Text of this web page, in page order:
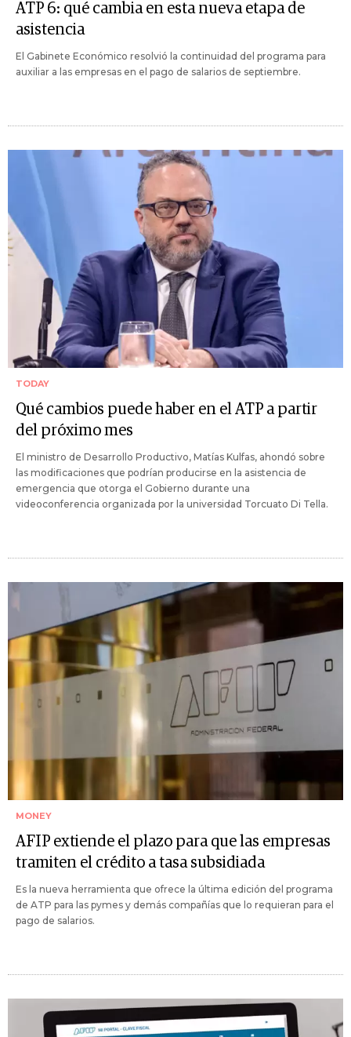
ATP 6: qué cambia en esta nueva etapa de
asistencia
El Gabinete Económico resolvió la continuidad del programa para
auxiliar a las empresas en el pago de salarios de septiembre.
TODAY
Qué cambios puede haber en el ATP a partir
del próximo mes
El ministro de Desarrollo Productivo, Matías Kulfas, ahondó sobre
las modificaciones que podrían producirse en la asistencia de
emergencia que otorga el Gobierno durante una
videoconferencia organizada por la universidad Torcuato Di Tella.
MONEY
AFIP extiende el plazo para que las empresas
tramiten el crédito a tasa subsidiada
Es la nueva herramienta que ofrece la última edición del programa
de ATP para las pymes y demás compañías que lo requieran para el
pago de salarios.